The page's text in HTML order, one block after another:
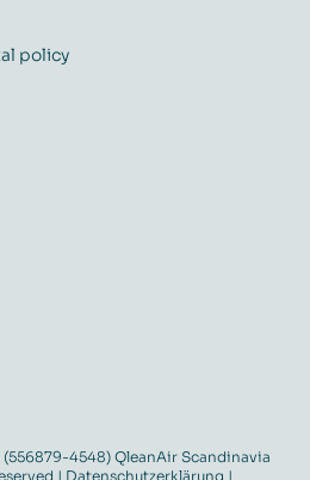
policy
4548) QleanAir Scandinavia
| Datenschutzerklärung |